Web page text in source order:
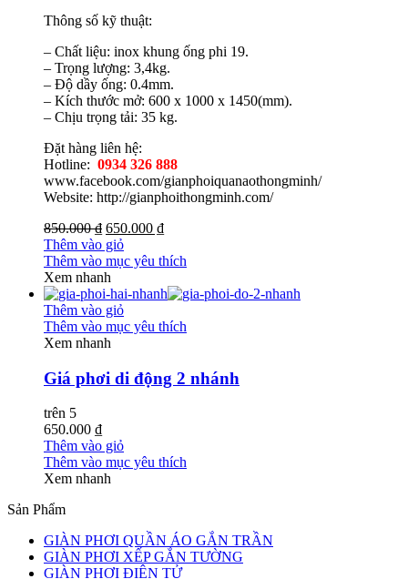
Thông số kỹ thuật:
– Chất liệu: inox khung ống phi 19.
– Trọng lượng: 3,4kg.
– Độ dầy ống: 0.4mm.
– Kích thước mở: 600 x 1000 x 1450(mm).
– Chịu trọng tải: 35 kg.
Đặt hàng liên hệ:
Hotline: 0934 326 888
www.facebook.com/gianphoiquanaothongminh/
Website: http://gianphoithongminh.com/
850.000 ₫ 650.000 ₫
Thêm vào giỏ
Thêm vào mục yêu thích
Xem nhanh
Thêm vào giỏ
Thêm vào mục yêu thích
Xem nhanh
Giá phơi di động 2 nhánh
trên 5
650.000 ₫
Thêm vào giỏ
Thêm vào mục yêu thích
Xem nhanh
Sản Phẩm
GIÀN PHƠI QUẦN ÁO GẮN TRẦN
GIÀN PHƠI XẾP GẮN TƯỜNG
GIÀN PHƠI ĐIỆN TỬ